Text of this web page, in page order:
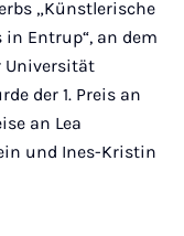
„Künstlerische
Entrup“, an dem
Universität
der 1. Preis an
an Lea
und Ines-Kristin